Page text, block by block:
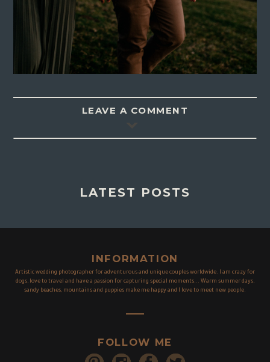
LEAVE A COMMENT
LATEST POSTS
INFORMATION
Artistic wedding photographer for adventurous and unique couples worldwide. I am crazy for
dogs, love to travel and have a passion for capturing special moments... Warm summer days,
sandy beaches, mountains and puppies make me happy and I love to meet new people.
FOLLOW ME